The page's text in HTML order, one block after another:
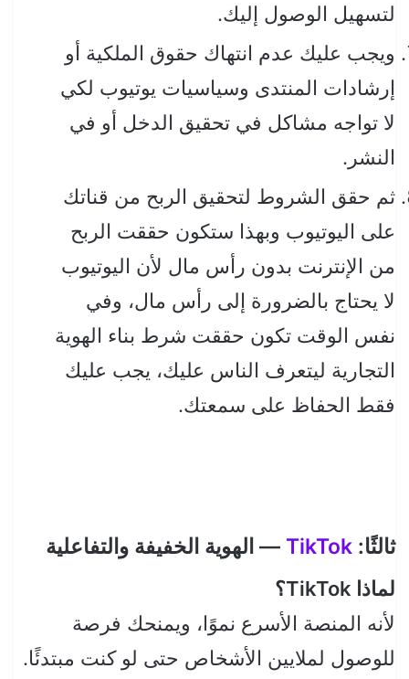
لتسهيل الوصول إليك.
ويجب عليك عدم انتهاك حقوق الملكية أو
إرشادات المنتدى وسياسيات يوتيوب لكي
لا تواجه مشاكل في تحقيق الدخل أو في
النشر.
ثم حقق الشروط لتحقيق الربح من قناتك
على اليوتيوب وبهذا ستكون حققت الربح
من الإنترنت بدون رأس مال لأن اليوتيوب
لا يحتاج بالضرورة إلى رأس مال، وفي
نفس الوقت تكون حققت شرط بناء الهوية
التجارية ليتعرف الناس عليك، يجب عليك
فقط الحفاظ على سمعتك.
ثالثًا: TikTok — الهوية الخفيفة والتفاعلية
لماذا TikTok؟
لأنه المنصة الأسرع نموًا، ويمنحك فرصة
للوصول لملايين الأشخاص حتى لو كنت مبتدئًا.